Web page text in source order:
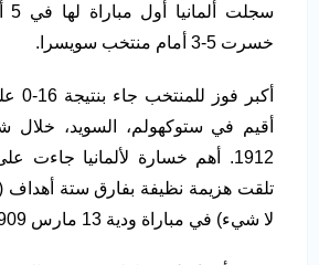
خسرت 5-3 أمام منتخب سويسرا.
أقيم في ستوكهولم، السويد، خلال
1912. أهم خسارة لألمانيا جاءت
تلقت هزيمة نظيفة بفارق ستة أهداف
لا شيء) في مباراة ودية 13 مارس 1909.